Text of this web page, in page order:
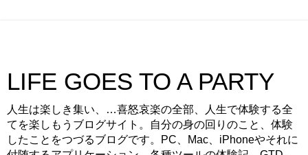
LIFE GOES TO A PARTY
人生は楽しき集い、…喜怒哀楽の全部、人生で体験する全
てを楽しもうブログサイト。自分の身の回りのこと、体験
したことをつづるブログです。PC、Mac、iPhoneやそれに